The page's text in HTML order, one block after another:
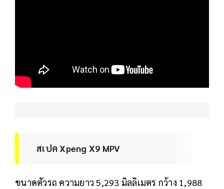
สเปค Xpeng X9 MPV
ขนาดตัวรถ ความยาว 5,293 มิลลิเมตร กว้าง 1,988